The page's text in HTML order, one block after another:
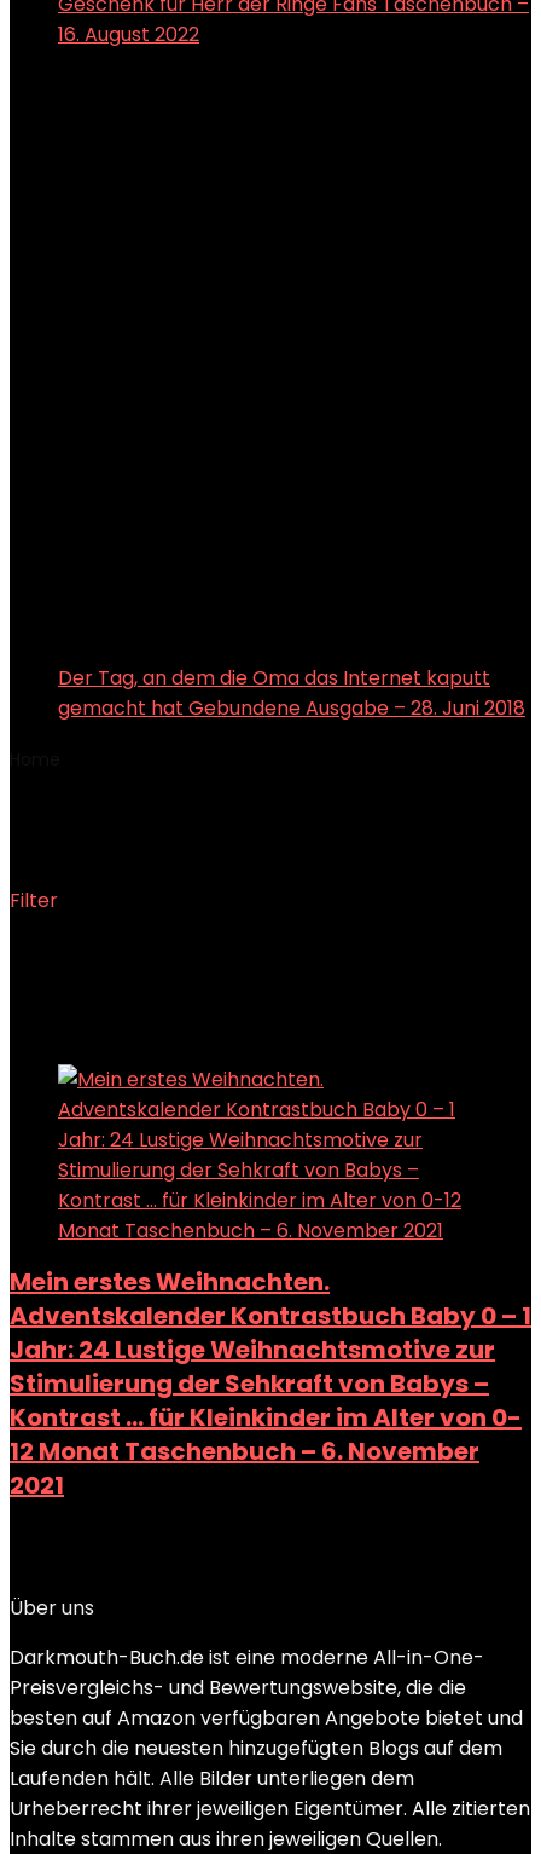
16. August 2022
Der Tag, an dem die Oma das Internet kaputt
gemacht hat Gebundene Ausgabe – 28. Juni 2018
Filter
Mein erstes Weihnachten.
Adventskalender Kontrastbuch Baby 0 – 1
Jahr: 24 Lustige Weihnachtsmotive zur
Stimulierung der Sehkraft von Babys –
Kontrast … für Kleinkinder im Alter von 0-
12 Monat Taschenbuch – 6. November
2021
Über uns
Darkmouth-Buch.de ist eine moderne All-in-One-
Preisvergleichs- und Bewertungswebsite, die die
besten auf Amazon verfügbaren Angebote bietet und
Sie durch die neuesten hinzugefügten Blogs auf dem
Laufenden hält. Alle Bilder unterliegen dem
Urheberrecht ihrer jeweiligen Eigentümer. Alle zitierten
Inhalte stammen aus ihren jeweiligen Quellen.